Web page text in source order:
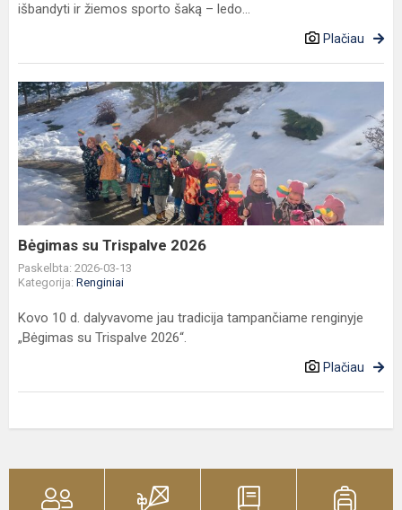
išbandyti ir žiemos sporto šaką – ledo...
Plačiau
Bėgimas
su
Trispalve
2026
Bėgimas su Trispalve 2026
Paskelbta: 2026-03-13
Kategorija: Renginiai
Kovo 10 d. dalyvavome jau tradicija tampančiame renginyje
„Bėgimas su Trispalve 2026“.
Plačiau